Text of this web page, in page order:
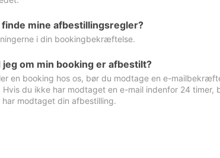
finde mine afbestillingsregler?
i din bookingbekræftelse.
jeg om min booking er afbestilt?
en booking hos os, bør du modtage en e-
Hvis du ikke har modtaget en e-mail indenfor 24
modtaget din afbestilling.